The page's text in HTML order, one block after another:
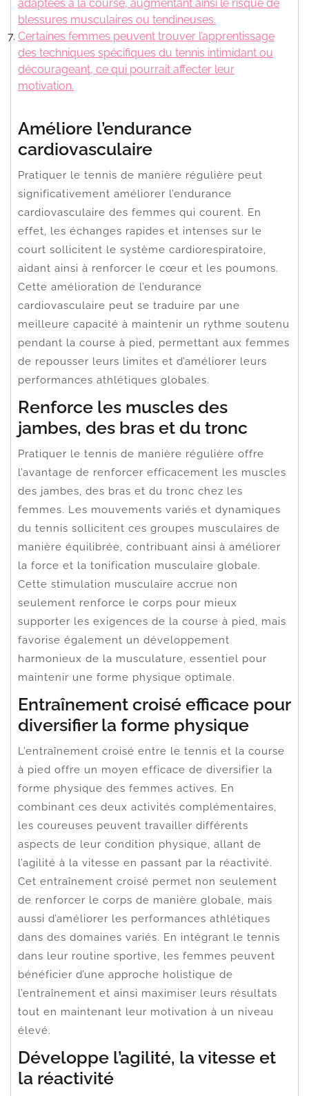
adaptées à la course, augmentant ainsi le risque de
blessures musculaires ou tendineuses.
Certaines femmes peuvent trouver l’apprentissage
des techniques spécifiques du tennis intimidant ou
décourageant, ce qui pourrait affecter leur
motivation.
Améliore l’endurance
cardiovasculaire
Pratiquer le tennis de manière régulière peut
significativement améliorer l’endurance
cardiovasculaire des femmes qui courent. En
effet, les échanges rapides et intenses sur le
court sollicitent le système cardiorespiratoire,
aidant ainsi à renforcer le cœur et les poumons.
Cette amélioration de l’endurance
cardiovasculaire peut se traduire par une
meilleure capacité à maintenir un rythme soutenu
pendant la course à pied, permettant aux femmes
de repousser leurs limites et d’améliorer leurs
performances athlétiques globales.
Renforce les muscles des
jambes, des bras et du tronc
Pratiquer le tennis de manière régulière offre
l’avantage de renforcer efficacement les muscles
des jambes, des bras et du tronc chez les
femmes. Les mouvements variés et dynamiques
du tennis sollicitent ces groupes musculaires de
manière équilibrée, contribuant ainsi à améliorer
la force et la tonification musculaire globale.
Cette stimulation musculaire accrue non
seulement renforce le corps pour mieux
supporter les exigences de la course à pied, mais
favorise également un développement
harmonieux de la musculature, essentiel pour
maintenir une forme physique optimale.
Entraînement croisé efficace pour
diversifier la forme physique
L’entraînement croisé entre le tennis et la course
à pied offre un moyen efficace de diversifier la
forme physique des femmes actives. En
combinant ces deux activités complémentaires,
les coureuses peuvent travailler différents
aspects de leur condition physique, allant de
l’agilité à la vitesse en passant par la réactivité.
Cet entraînement croisé permet non seulement
de renforcer le corps de manière globale, mais
aussi d’améliorer les performances athlétiques
dans des domaines variés. En intégrant le tennis
dans leur routine sportive, les femmes peuvent
bénéficier d’une approche holistique de
l’entraînement et ainsi maximiser leurs résultats
tout en maintenant leur motivation à un niveau
élevé.
Développe l’agilité, la vitesse et
la réactivité